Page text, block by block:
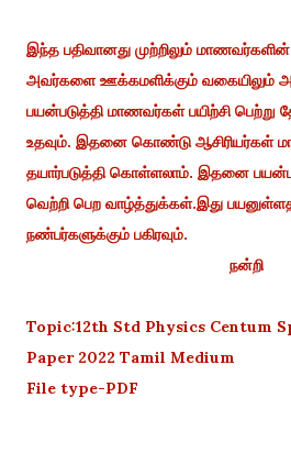
இந்த பதிவானது முற்றிலும்
அவர்களை ஊக்கமளிக்கும் வகையிலும்
பயன்படுத்தி மாணவர்கள் பயிற்சி பெற்று
உதவும். இதனை கொண்டு ஆசிரியர்கள்
தயார்படுத்தி கொள்ளலாம். இதனை
வெற்றி பெற வாழ்த்துக்கள்.இது
நண்பர்களுக்கும் பகிரவும்.
நன்றி
Topic:12th Std Physics Centum
Paper 2022 Tamil Medium
File type-PDF